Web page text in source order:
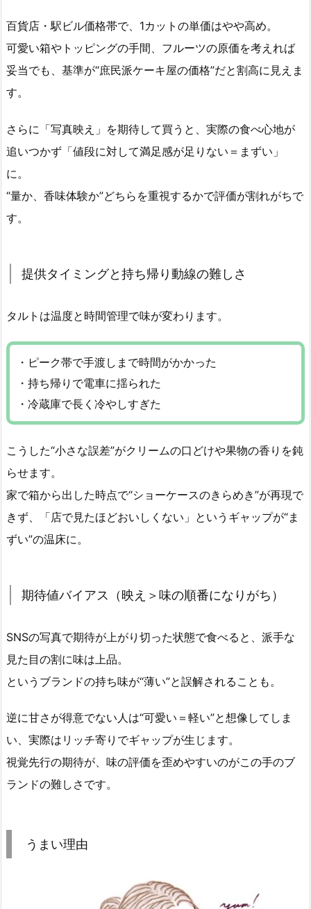
百貨店・駅ビル価格帯で、1カットの単価はやや高め。
可愛い箱やトッピングの手間、フルーツの原価を考えれば
妥当でも、基準が“庶民派ケーキ屋の価格”だと割高に見えま
す。
さらに「写真映え」を期待して買うと、実際の食べ心地が
追いつかず「値段に対して満足感が足りない＝まずい」
に。
“量か、香味体験か”どちらを重視するかで評価が割れがちで
す。
提供タイミングと持ち帰り動線の難しさ
タルトは温度と時間管理で味が変わります。
・ピーク帯で手渡しまで時間がかかった
・持ち帰りで電車に揺られた
・冷蔵庫で長く冷やしすぎた
こうした“小さな誤差”がクリームの口どけや果物の香りを鈍
らせます。
家で箱から出した時点で“ショーケースのきらめき”が再現で
きず、「店で見たほどおいしくない」というギャップが“ま
ずい”の温床に。
期待値バイアス（映え＞味の順番になりがち）
SNSの写真で期待が上がり切った状態で食べると、派手な
見た目の割に味は上品。
というブランドの持ち味が“薄い”と誤解されることも。
逆に甘さが得意でない人は“可愛い＝軽い”と想像してしま
い、実際はリッチ寄りでギャップが生じます。
視覚先行の期待が、味の評価を歪めやすいのがこの手のブ
ランドの難しさです。
うまい理由